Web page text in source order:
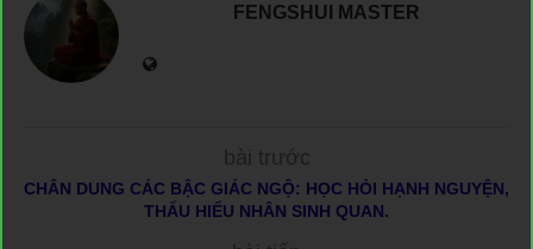
FENGSHUI MASTER
bài trước
CHÂN DUNG CÁC BẬC GIÁC NGỘ: HỌC HỎI HẠNH NGUYỆN,
THẤU HIỂU NHÂN SINH QUAN.